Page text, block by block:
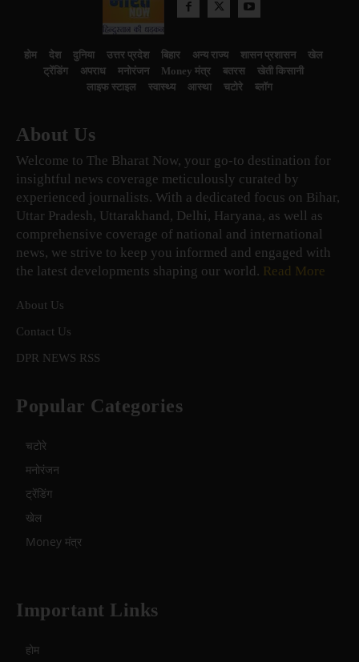
होम देश दुनिया उत्तर प्रदेश बिहार अन्य राज्य शासन प्रशासन
खेल
ट्रेंडिंग
अपराध मनोरंजन Money मंत्र बतरस
खेती किसानी
लाइफ स्टाइल
स्वास्थ्य आस्था चटोरे ब्लॉग
About Us
Welcome to The Bharat Now, your go-to destination for
insightful news coverage meticulously curated by
experienced journalists. With a dedicated focus on Bihar,
Uttar Pradesh, Uttarakhand, Delhi, Haryana, as well as
comprehensive coverage of national and international
news, we strive to keep you informed and engaged with
the latest developments shaping our world. Read More
About Us
Contact Us
DPR NEWS RSS
Popular Categories
चटोरे
मनोरंजन
ट्रेंडिंग
खेल
Money मंत्र
Important Links
होम